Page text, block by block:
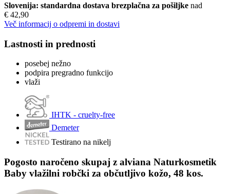
Slovenija: standardna dostava brezplačna za pošiljke nad
€ 42,90
Več informacij o odpremi in dostavi
Lastnosti in prednosti
posebej nežno
podpira pregradno funkcijo
vlaži
IHTK - cruelty-free
Demeter
Testirano na nikelj
Pogosto naročeno skupaj z alviana Naturkosmetik
Baby vlažilni robčki za občutljivo kožo, 48 kos.